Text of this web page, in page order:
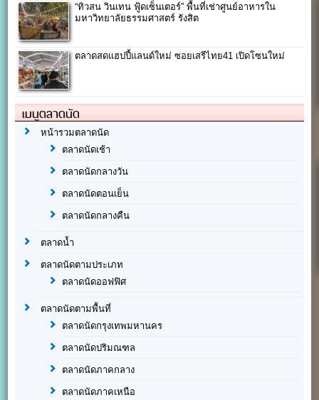
“ทิวสน วินเทน ฟู้ดเซ็นเตอร์” พื้นที่เช่าศูนย์อาหารใน
มหาวิทยาลัยธรรมศาสตร์ รังสิต
ตลาดสดแฮปปี้แลนด์ใหม่ ซอยเสรีไทย41 เปิดโซนใหม่
เมนูตลาดนัด
หน้ารวมตลาดนัด
ตลาดนัดเช้า
ตลาดนัดกลางวัน
ตลาดนัดตอนเย็น
ตลาดนัดกลางคืน
ตลาดน้ำ
ตลาดนัดตามประเภท
ตลาดนัดออฟฟิศ
ตลาดนัดตามพื้นที่
ตลาดนัดกรุงเทพมหานคร
ตลาดนัดปริมณฑล
ตลาดนัดภาคกลาง
ตลาดนัดภาคเหนือ